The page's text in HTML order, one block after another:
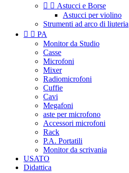
  Astucci e Borse
Astucci per violino
Strumenti ad arco di liuteria
  PA
Monitor da Studio
Casse
Microfoni
Mixer
Radiomicrofoni
Cuffie
Cavi
Megafoni
aste per microfono
Accessori microfoni
Rack
P.A. Portatili
Monitor da scrivania
USATO
Didattica